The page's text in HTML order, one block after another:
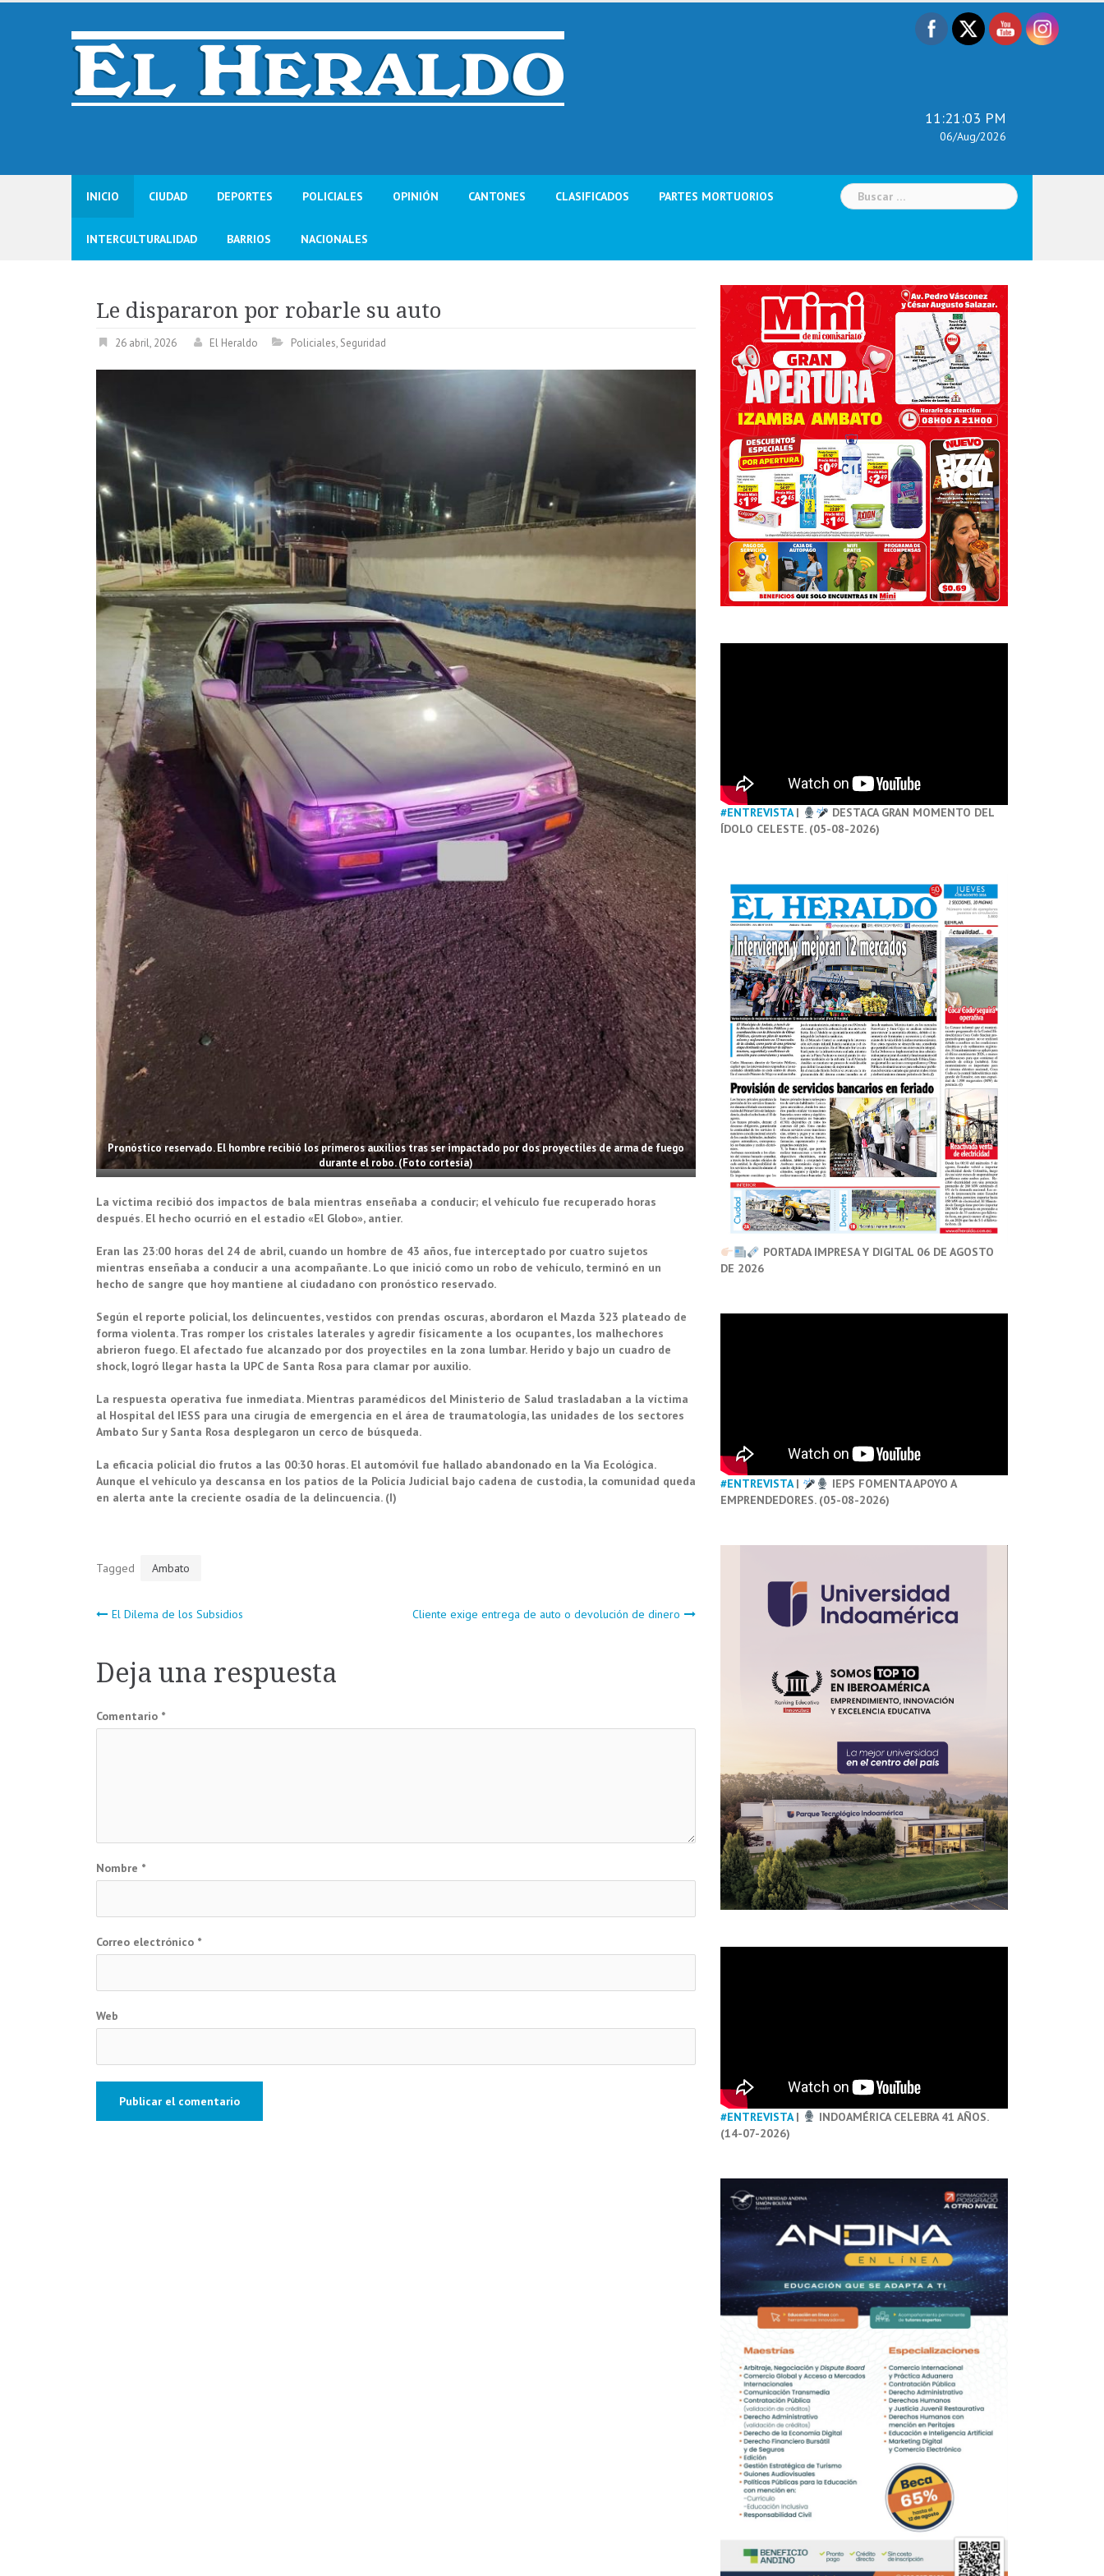
Skip
11:21:04 PM
06/Aug/2026
INICIO CIUDAD DEPORTES POLICIALES OPINIÓN CANTONES CLASIFICADOS PARTES MORTUORIOS
INTERCULTURALIDAD BARRIOS NACIONALES
Buscar:
Le dispararon por robarle su auto
26 abril, 2026 El Heraldo Policiales, Seguridad
Pronóstico reservado. El hombre recibió los primeros auxilios tras ser impactado por dos proyectiles de arma de fuego
durante el robo. (Foto cortesía)
La víctima recibió dos impactos de bala mientras enseñaba a conducir; el vehículo fue recuperado horas
después. El hecho ocurrió en el estadio «El Globo», antier.
Eran las 23:00 horas del 24 de abril, cuando un hombre de 43 años, fue interceptado por cuatro sujetos
mientras enseñaba a conducir a una acompañante. Lo que inició como un robo de vehículo, terminó en un
hecho de sangre que hoy mantiene al ciudadano con pronóstico reservado.
Según el reporte policial, los delincuentes, vestidos con prendas oscuras, abordaron el Mazda 323 plateado de
forma violenta. Tras romper los cristales laterales y agredir físicamente a los ocupantes, los malhechores
abrieron fuego. El afectado fue alcanzado por dos proyectiles en la zona lumbar. Herido y bajo un cuadro de
shock, logró llegar hasta la UPC de Santa Rosa para clamar por auxilio.
La respuesta operativa fue inmediata. Mientras paramédicos del Ministerio de Salud trasladaban a la víctima
al Hospital del IESS para una cirugía de emergencia en el área de traumatología, las unidades de los sectores
Ambato Sur y Santa Rosa desplegaron un cerco de búsqueda.
La eficacia policial dio frutos a las 00:30 horas. El automóvil fue hallado abandonado en la Vía Ecológica.
Aunque el vehículo ya descansa en los patios de la Policía Judicial bajo cadena de custodia, la comunidad queda
en alerta ante la creciente osadía de la delincuencia. (I)
Tagged Ambato
Navegación
de
entradas
El Dilema de los Subsidios Cliente exige entrega de auto o devolución de dinero
Deja una respuesta
Comentario *
Nombre *
Correo electrónico *
Web
#ENTREVISTA|
DESTACA GRAN MOMENTO DEL
ÍDOLO CELESTE. (05-08-2026)
PORTADA IMPRESA Y DIGITAL 06 DE AGOSTO
DE 2026
#ENTREVISTA|
IEPS FOMENTA APOYO A
EMPRENDEDORES. (05-08-2026)
#ENTREVISTA|
INDOAMÉRICA CELEBRA 41 AÑOS.
(14-07-2026)